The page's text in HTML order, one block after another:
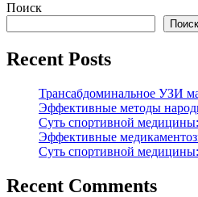
Поиск
Поиск
Recent Posts
Трансабдоминальное УЗИ
Эффективные методы
Суть спортивной медицины:
Эффективные
Суть спортивной медицины:
Recent Comments